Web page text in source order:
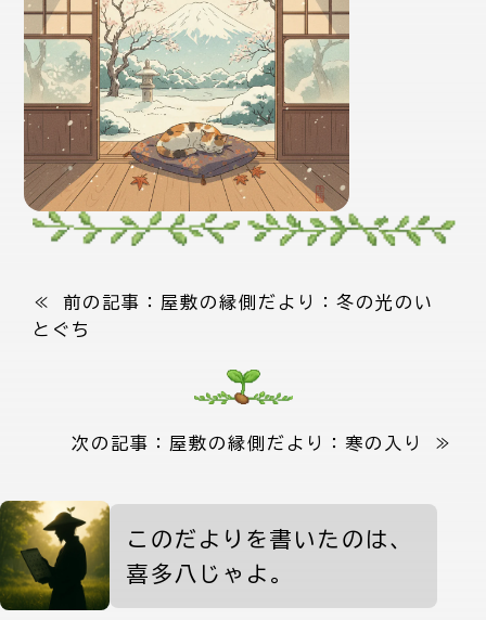
≪ 前の記事： 屋敷の縁側だより：冬の光のい
とぐち
次の記事： 屋敷の縁側だより：寒の入り ≫
喜多八からの案内
このだよりを書いたのは、
喜多八じゃよ。